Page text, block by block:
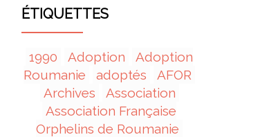
ÉTIQUETTES
1990 Adoption
Adoption
Roumanie
adoptés
AFOR
Archives
Association
Association Française
Orphelins de Roumanie